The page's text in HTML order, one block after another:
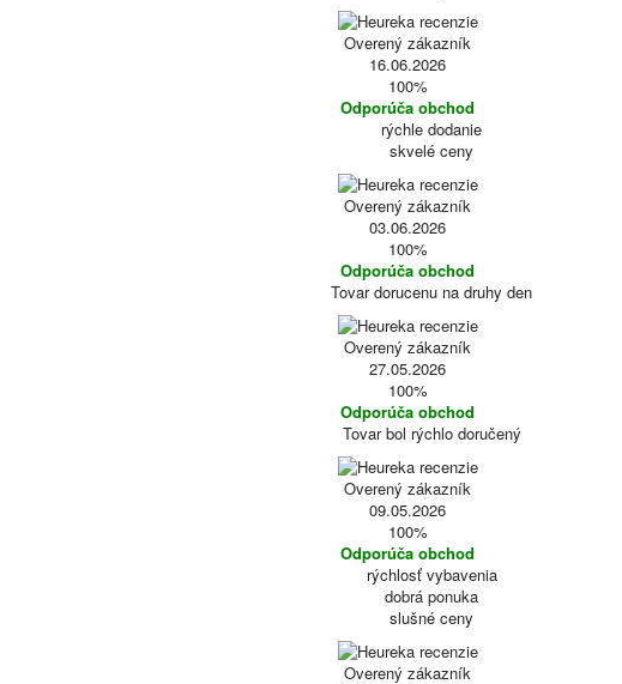
Overený zákazník
16.06.2026
100%
Odporúča obchod
rýchle dodanie
skvelé ceny
Overený zákazník
03.06.2026
100%
Odporúča obchod
Tovar dorucenu na druhy den
Overený zákazník
27.05.2026
100%
Odporúča obchod
Tovar bol rýchlo doručený
Overený zákazník
09.05.2026
100%
Odporúča obchod
rýchlosť vybavenia
dobrá ponuka
slušné ceny
Overený zákazník